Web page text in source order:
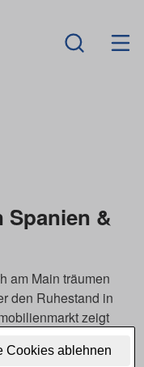
Cookies ablehnen
&
am Main träumen
den Ruhestand in
zeigt
in beliebten
zu sammeln